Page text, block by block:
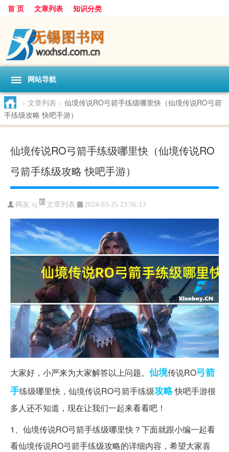
首 页 文章列表 知识分类
网站导航
> 文章列表 > 仙境传说RO弓箭手练级哪里快（仙境传说RO弓箭
手练级攻略 快吧手游）
仙境传说RO弓箭手练级哪里快（仙境传说RO
弓箭手练级攻略 快吧手游）
网友:xj 文章列表 2024-03-25 23:56:13
大家好，小严来为大家解答以上问题。 仙境传说RO弓箭
手练级哪里快，仙境传说RO弓箭手练级攻略快吧手游很
多人还不知道，现在让我们一起来看看吧！
1、仙境传说RO弓箭手练级哪里快？下面就跟小编一起看
看仙境传说RO弓箭手练级攻略的详细内容，希望大家喜